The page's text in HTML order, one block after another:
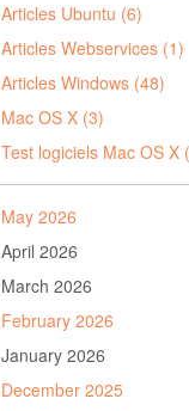
Articles Ubuntu (6)
Articles Webservices (1)
Articles Windows (48)
Mac OS X (3)
Test logiciels Mac OS X
May 2026
April 2026
March 2026
February 2026
January 2026
December 2025